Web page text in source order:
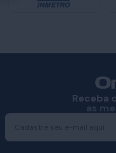
Receba
as